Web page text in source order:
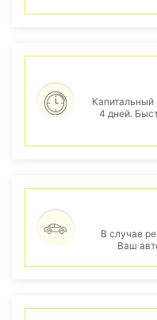
Капитальный
4 дней.
В случае
Ваш